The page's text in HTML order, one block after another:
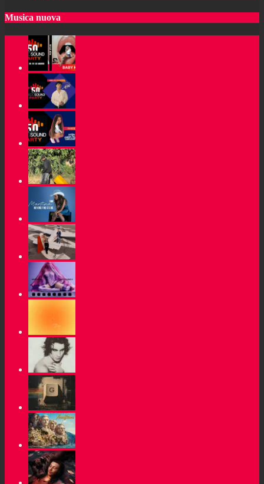
Musica nuova